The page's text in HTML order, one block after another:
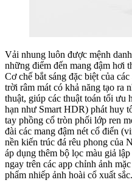
Vải nhung luôn được mệnh
những điểm đến mang đậm hơi
Cơ chế bắt sáng đặc biệt của
trời râm mát có khả năng tạo ra
thuật, giúp các thuật toán tối ưu
hạn như Smart HDR) phát huy
tay phồng cổ tròn phối lớp ren
đài các mang đậm nét cổ điển
nền kiến trúc đá rêu phong của
áp dụng thêm bộ lọc màu giả
ngay trên các app chỉnh ảnh
phẩm nhiếp ảnh hoài cổ xuất sắc.